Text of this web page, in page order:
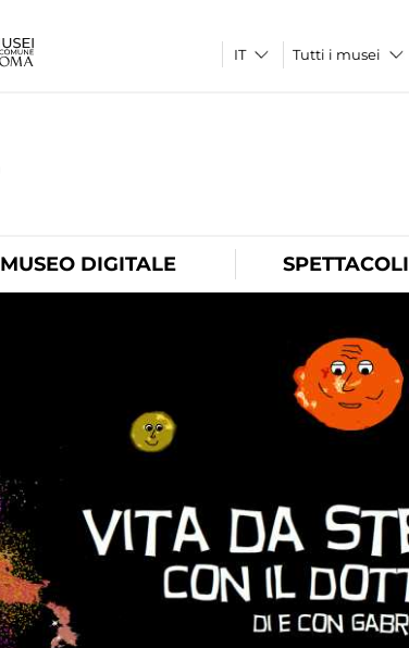
Tutti i musei
MUSEO DIGITALE SPETTACOLI